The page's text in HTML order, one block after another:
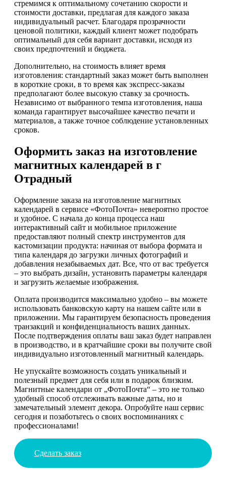
стремимся к оптимальному сочетанию скорости и
стоимости доставки, предлагая для каждого заказа
индивидуальный расчет. Благодаря прозрачности
ценовой политики, каждый клиент может подобрать
оптимальный для себя вариант доставки, исходя из
своих предпочтений и бюджета.
Дополнительно, на стоимость влияет время
изготовления: стандартный заказ может быть выполнен
в короткие сроки, в то время как экспресс-заказы
предполагают более высокую ставку за срочность.
Независимо от выбранного темпа изготовления, наша
команда гарантирует высочайшее качество печати и
материалов, а также точное соблюдение установленных
сроков.
Оформить заказ на изготовление
магнитных календарей в г
Отрадный
Оформление заказа на изготовление магнитных
календарей в сервисе «ФотоПочта» невероятно простое
и удобное. С начала до конца процесса наш
интерактивный сайт и мобильное приложение
предоставляют полный спектр инструментов для
кастомизации продукта: начиная от выбора формата и
типа календаря до загрузки личных фотографий и
добавления незабываемых дат. Все, что от вас требуется
– это выбрать дизайн, установить параметры календаря
и загрузить желаемые изображения.
Оплата производится максимально удобно – вы можете
использовать банковскую карту на нашем сайте или в
приложении. Мы гарантируем безопасность проведения
транзакций и конфиденциальность ваших данных.
После подтверждения оплаты ваш заказ будет направлен
в производство, и в кратчайшие сроки вы получите свой
индивидуально изготовленный магнитный календарь.
Не упускайте возможность создать уникальный и
полезный предмет для себя или в подарок близким.
Магнитные календари от „ФотоПочта“ – это не только
удобный способ отслеживать важные даты, но и
замечательный элемент декора. Опробуйте наш сервис
сегодня и позаботьтесь о своих воспоминаниях с
профессионалами!
Сделать заказ